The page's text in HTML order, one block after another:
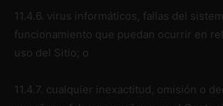
11.4.6. virus informáticos, fallas del
funcionamiento que puedan ocurrir en
uso del Sitio; o
11.4.7. cualquier inexactitud, omisión o